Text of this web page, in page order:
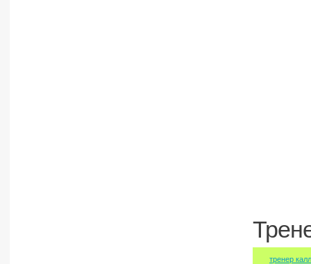
тренер